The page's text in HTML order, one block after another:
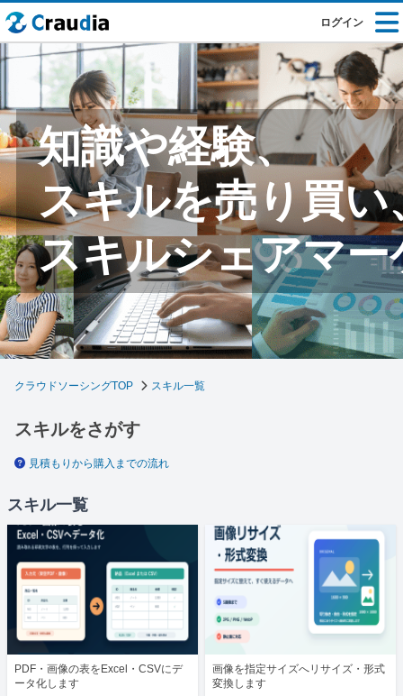
ログイン
知識や経験、
スキルを売り買い
スキルシェアマー
クラウドソーシングTOP スキル一覧
スキルをさがす
見積もりから購入までの流れ
スキル一覧
PDF・画像の表をExcel・CSVにデ
ータ化します
画像を指定サイズへリサイズ・形式
変換します